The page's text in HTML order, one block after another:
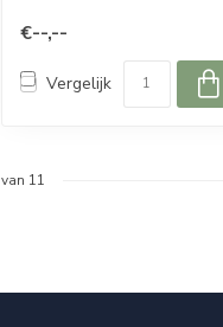
€--,--
Vergelijk
van 11